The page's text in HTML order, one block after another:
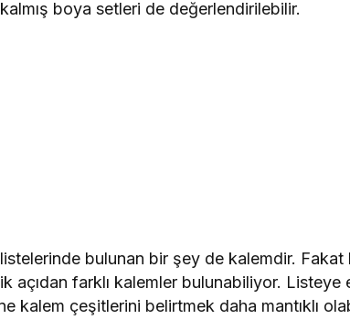
boya setleri de değerlendirilebilir.
bulunan bir şey de kalemdir.
açıdan farklı kalemler bulunabiliyor. Listeye
kalem çeşitlerini belirtmek daha mantıklı